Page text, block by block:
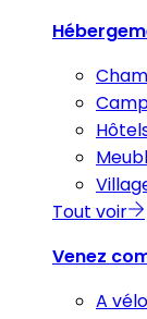
Tout voir
Venez
A vélo